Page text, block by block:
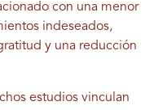
con una menor
indeseados,
y una reducción
estudios vinculan